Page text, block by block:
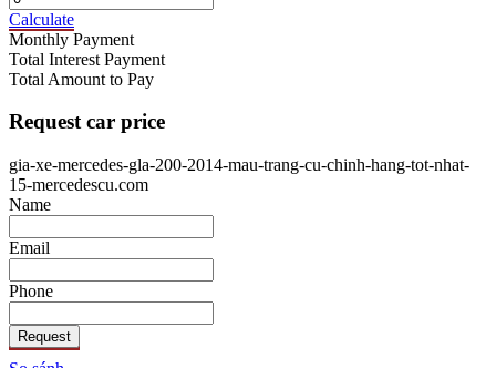
Calculate
Monthly Payment
Total Interest Payment
Total Amount to Pay
Request car price
gia-xe-mercedes-gla-200-2014-mau-trang-cu-chinh-hang-tot-nhat-
15-mercedescu.com
Name
Email
Phone
Request